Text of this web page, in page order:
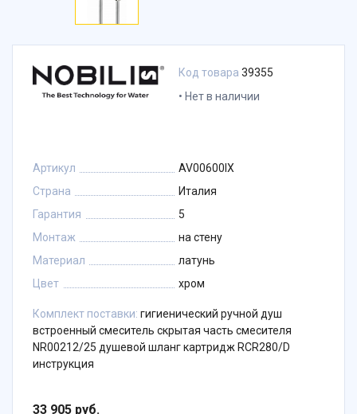
Код товара 39355
Нет в наличии
Артикул
AV00600IX
Страна
Италия
Гарантия
5
Монтаж
на стену
Материал
латунь
Цвет
хром
Комплект поставки: гигиенический ручной душ
встроенный смеситель скрытая часть смесителя
NR00212/25 душевой шланг картридж RCR280/D
инструкция
33 905 руб.